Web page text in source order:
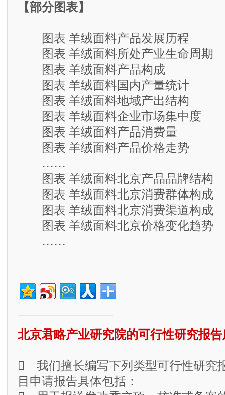
【部分图表】
图表 羊绒面料产品发展历程
图表 羊绒面料所处产业生命周期
图表 羊绒面料产品构成
图表 羊绒面料国内产量统计
图表 羊绒面料地域产出结构
图表 羊绒面料企业市场集中度
图表 羊绒面料产品消费量
图表 羊绒面料产品价格走势
……
图表 羊绒面料北京产品品牌结构
图表 羊绒面料北京消费群体构成
图表 羊绒面料北京消费渠道构成
图表 羊绒面料北京价格变化趋势
……
北京君略产业研究院的可行性研究报
 我们擅长编写下列类型可行性研究
目申请报告具体包括：